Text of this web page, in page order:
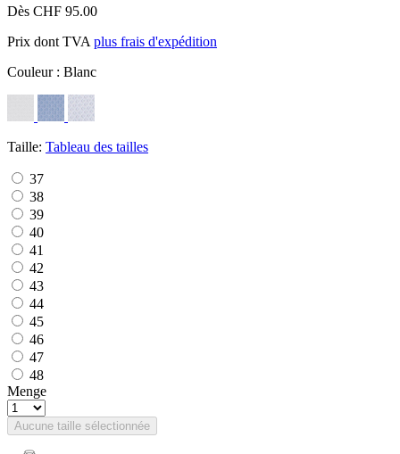
Dès CHF 95.00
Prix dont TVA plus frais d'expédition
Couleur : Blanc
Taille: Tableau des tailles
37
38
39
40
41
42
43
44
45
46
47
48
Menge
Aucune taille sélectionnée